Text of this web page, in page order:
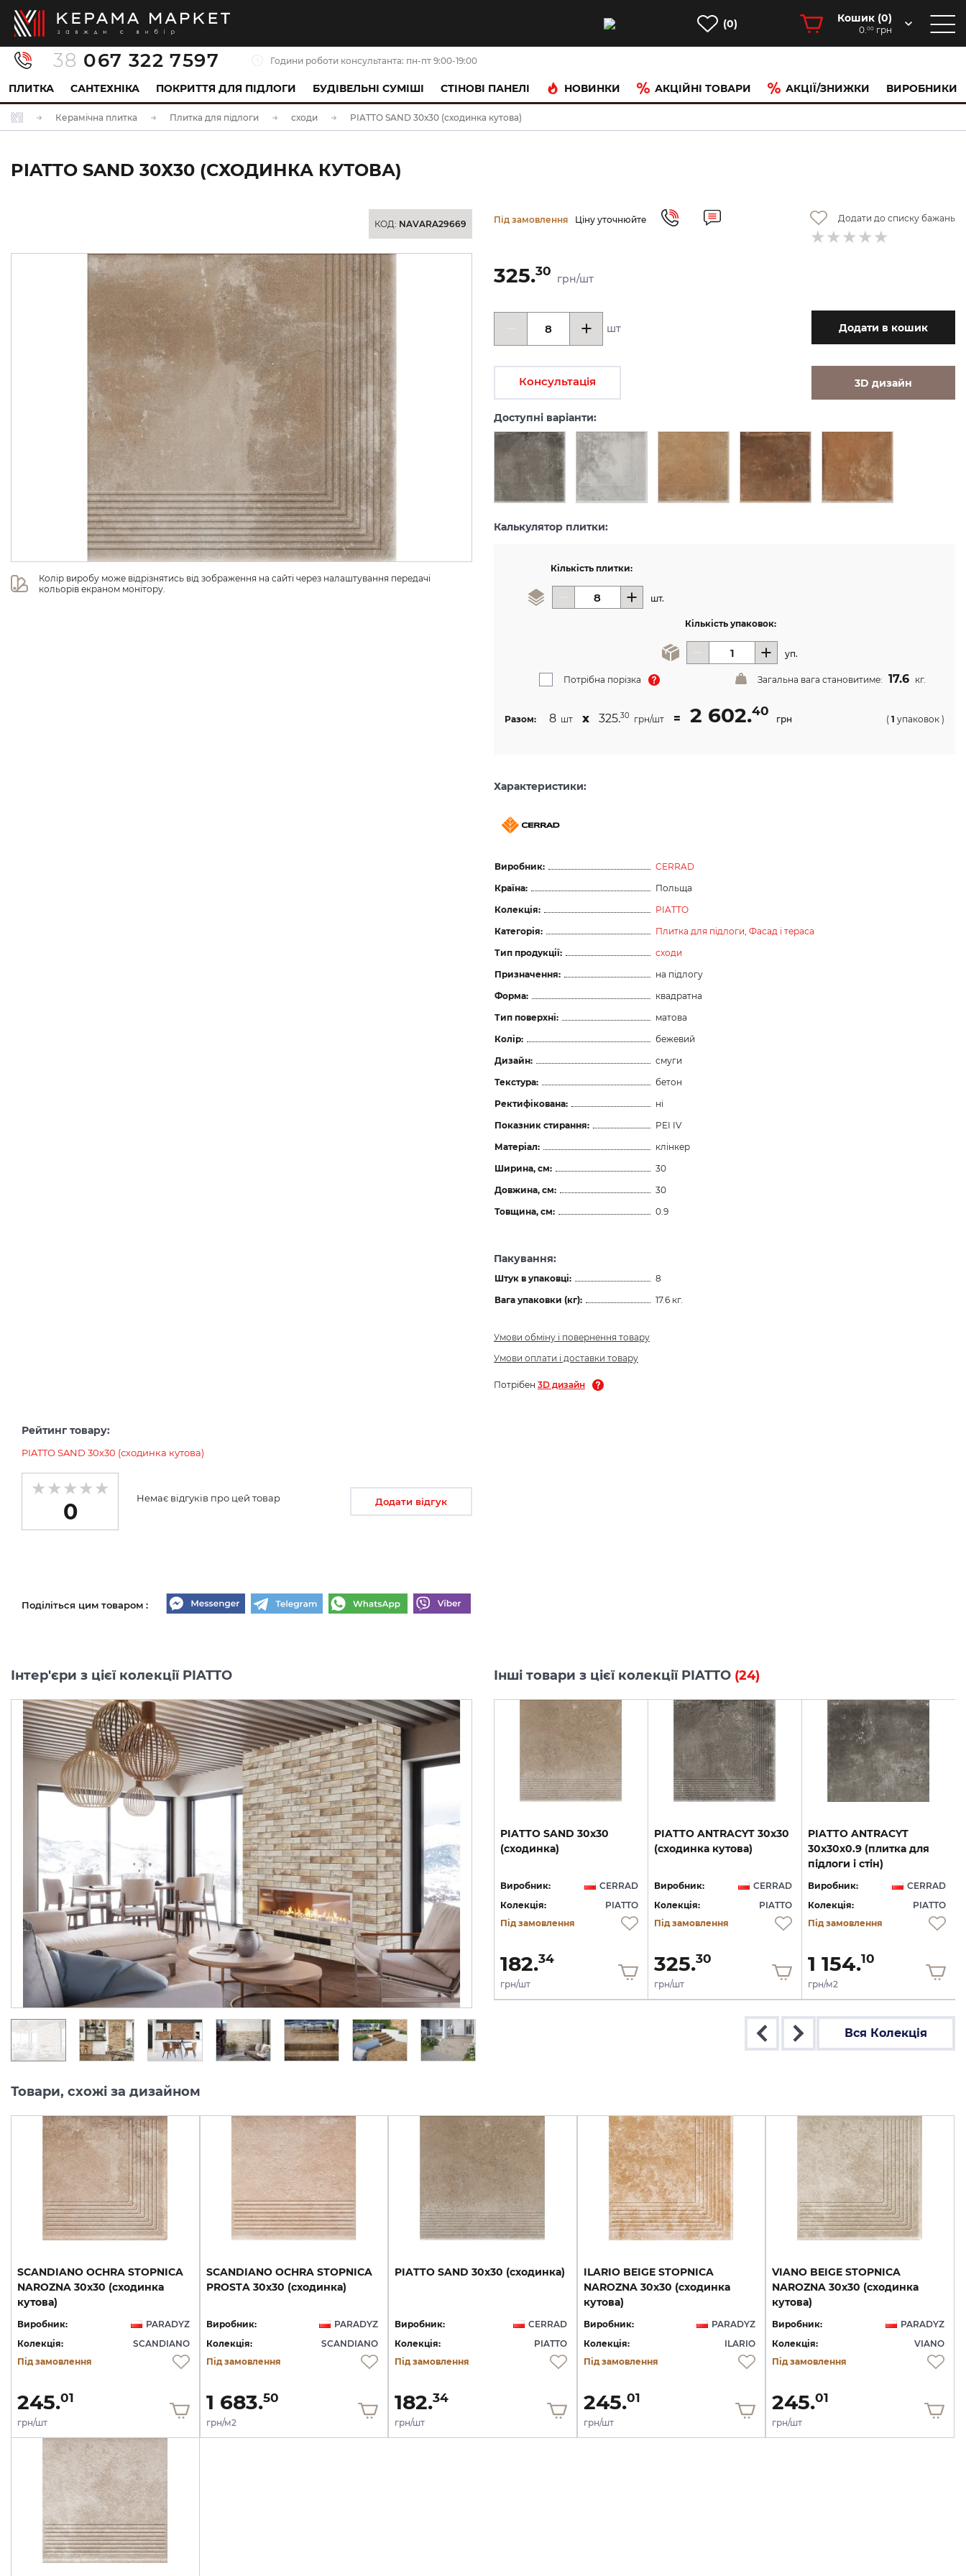
(0) Кошик (0)
0.00 грн
38 067 322 7597 Години роботи консультанта: пн-пт 9:00-19:00
ПЛИТКА САНТЕХНІКА ПОКРИТТЯ ДЛЯ ПІДЛОГИ БУДІВЕЛЬНІ СУМІШІ CТІНОВІ ПАНЕЛІ НОВИНКИ АКЦІЙНІ ТОВАРИ АКЦІЇ/ЗНИЖКИ ВИРОБНИКИ
Керамічна плитка Плитка для підлоги сходи PIATTO SAND 30х30 (сходинка кутова)
PIATTO SAND 30Х30 (СХОДИНКА КУТОВА)
КОД: NAVARA29669
Колір виробу може відрізнятись від зображення на сайті через налаштування передачі
кольорів екраном монітору.
Під замовлення Ціну уточнюйте Додати до списку бажань
325.30
грн/шт
шт Додати в кошик
Консультація 3D дизайн
Доступні варіанти:
Калькулятор плитки:
Кількість плитки:
шт.
Кількість упаковок:
уп.
Потрібна порізка Загальна вага становитиме: 17.6 кг.
Разом: 8 шт х 325.30 грн/шт = 2 602.40
грн ( 1 упаковок )
Характеристики:
Виробник:
CERRAD
Країна:
Польща
Колекція:
PIATTO
Категорія:
Плитка для підлоги, Фасад і тераса
Тип продукції:
сходи
Призначення:
на підлогу
Форма:
квадратна
Тип поверхні:
матова
Колір:
бежевий
Дизайн:
смуги
Текстура:
бетон
Ректифікована:
ні
Показник стирання:
PEI IV
Матеріал:
клінкер
Ширина, см:
30
Довжина, см:
30
Товщина, см:
0.9
Пакування:
Штук в упаковці:
8
Вага упаковки (кг):
17.6 кг.
Умови обміну і повернення товару
Умови оплати і доставки товару
Потрібен 3D дизайн
Рейтинг товару:
PIATTO SAND 30х30 (сходинка кутова)
0
Немає відгуків про цей товар Додати відгук
Поділіться цим товаром :
Інтер'єри з цієї колекції PIATTO Інші товари з цієї колекції PIATTO (24)
(плитка для підлоги і
стін)
Виробник:
CERRAD
Колекція:
PIATTO
Під замовлення
1 154.10
грн/м2
PIATTO HONEY 30х30х0.9
(плитка для підлоги і
Виробник:
CERRAD
Колекція:
PIATTO
Під замовлення
1 154.10
грн/м2
PIATTO HONEY
(сходинка
кутова)
Виробник:
CERRAD
Колекція:
PIATTO
Під замовлення
325.30
грн/шт
PIATTO SAND 30х30
(сходинка)
Виробник:
CERRAD
Колекція:
PIATTO
Під замовлення
182.34
грн/шт
PIATTO ANTRACYT 30х30
(сходинка кутова)
Виробник:
CERRAD
Колекція:
PIATTO
Під замовлення
325.30
грн/шт
PIATTO ANTRACYT
30х30х0.9 (плитка для
підлоги і стін)
Виробник:
CERRAD
Колекція:
PIATTO
Під замовлення
1 154.10
грн/м2
Вся Колекція
Товари, схожі за дизайном
SCANDIANO OCHRA STOPNICA
NAROZNA 30x30 (сходинка
кутова)
Виробник:
PARADYZ
Колекція:
SCANDIANO
Під замовлення
245.01
грн/шт
SCANDIANO OCHRA STOPNICA
PROSTA 30x30 (сходинка)
Виробник:
PARADYZ
Колекція:
SCANDIANO
Під замовлення
1 683.50
грн/м2
PIATTO SAND 30х30 (сходинка)
Виробник:
CERRAD
Колекція:
PIATTO
Під замовлення
182.34
грн/шт
ILARIO BEIGE STOPNICA
NAROZNA 30х30 (сходинка
кутова)
Виробник:
PARADYZ
Колекція:
ILARIO
Під замовлення
245.01
грн/шт
VIANO BEIGE STOPNICA
NAROZNA 30х30 (сходинка
кутова)
Виробник:
PARADYZ
Колекція:
VIANO
Під замовлення
245.01
грн/шт